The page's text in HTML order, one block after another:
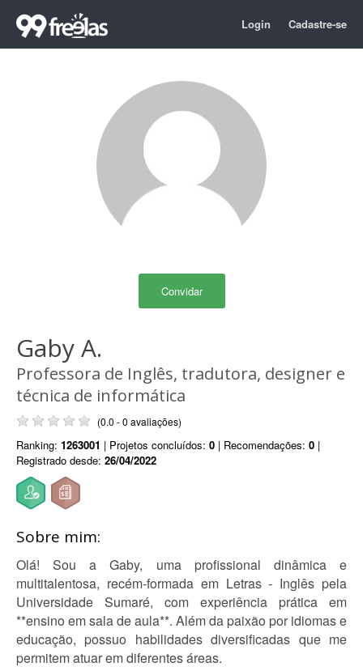
Login Cadastre-se
Convidar
Gaby A.
Professora de Inglês, tradutora, designer e
técnica de informática
(0.0 - 0 avaliações)
Ranking: 1263001 | Projetos concluídos: 0 | Recomendações: 0 |
Registrado desde: 26/04/2022
Sobre mim:
Olá! Sou a Gaby, uma profissional dinâmica e
multitalentosa, recém-formada em Letras - Inglês pela
Universidade Sumaré, com experiência prática em
**ensino em sala de aula**. Além da paixão por idiomas e
educação, possuo habilidades diversificadas que me
permitem atuar em diferentes áreas.